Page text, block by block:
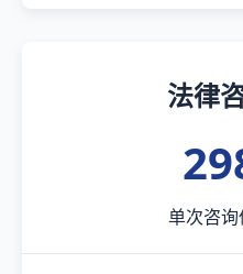
法律
单次咨